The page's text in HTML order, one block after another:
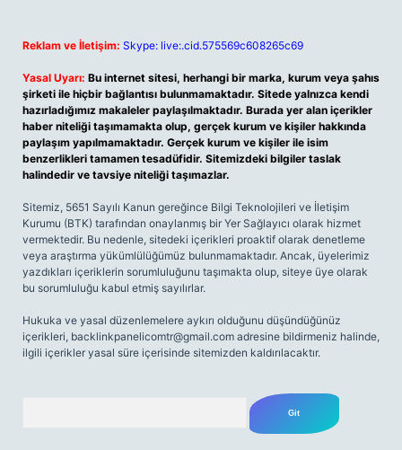
Reklam ve İletişim: Skype: live:.cid.575569c608265c69
Yasal Uyarı: Bu internet sitesi, herhangi bir marka, kurum veya şahıs
şirketi ile hiçbir bağlantısı bulunmamaktadır. Sitede yalnızca kendi
hazırladığımız makaleler paylaşılmaktadır. Burada yer alan içerikler
haber niteliği taşımamakta olup, gerçek kurum ve kişiler hakkında
paylaşım yapılmamaktadır. Gerçek kurum ve kişiler ile isim
benzerlikleri tamamen tesadüfidir. Sitemizdeki bilgiler taslak
halindedir ve tavsiye niteliği taşımazlar.
Sitemiz, 5651 Sayılı Kanun gereğince Bilgi Teknolojileri ve İletişim
Kurumu (BTK) tarafından onaylanmış bir Yer Sağlayıcı olarak hizmet
vermektedir. Bu nedenle, sitedeki içerikleri proaktif olarak denetleme
veya araştırma yükümlülüğümüz bulunmamaktadır. Ancak, üyelerimiz
yazdıkları içeriklerin sorumluluğunu taşımakta olup, siteye üye olarak
bu sorumluluğu kabul etmiş sayılırlar.
Hukuka ve yasal düzenlemelere aykırı olduğunu düşündüğünüz
içerikleri, backlinkpanelicomtr@gmail.com adresine bildirmeniz halinde,
ilgili içerikler yasal süre içerisinde sitemizden kaldırılacaktır.